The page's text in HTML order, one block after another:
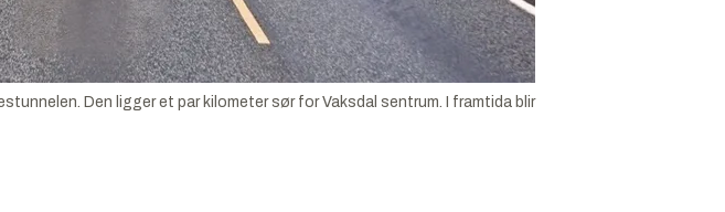
Den ligger et par kilometer sør for Vaksdal sentrum. I framtida blir